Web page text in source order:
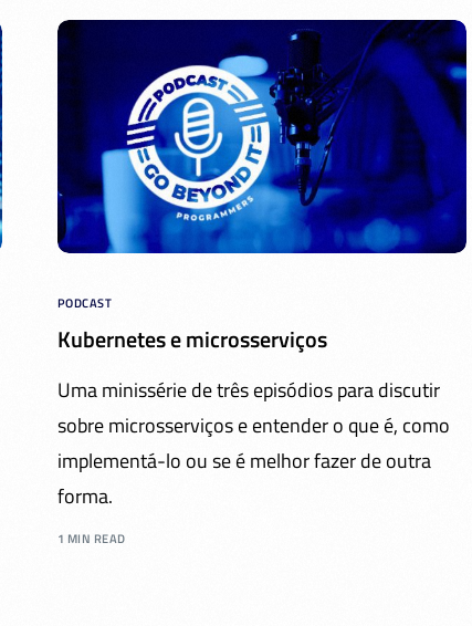
PODCAST
Kubernetes e microsserviços
Uma minissérie de três episódios para discutir
sobre microsserviços e entender o que é, como
implementá-lo ou se é melhor fazer de outra
forma.
1 MIN READ